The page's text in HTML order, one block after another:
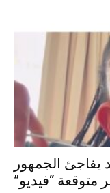
الجمهور
متوقعة “فيديو”